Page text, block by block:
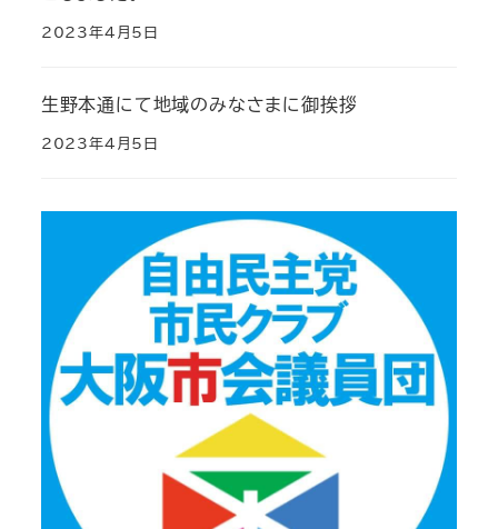
2023年4月5日
生野本通にて地域のみなさまに御挨拶
2023年4月5日